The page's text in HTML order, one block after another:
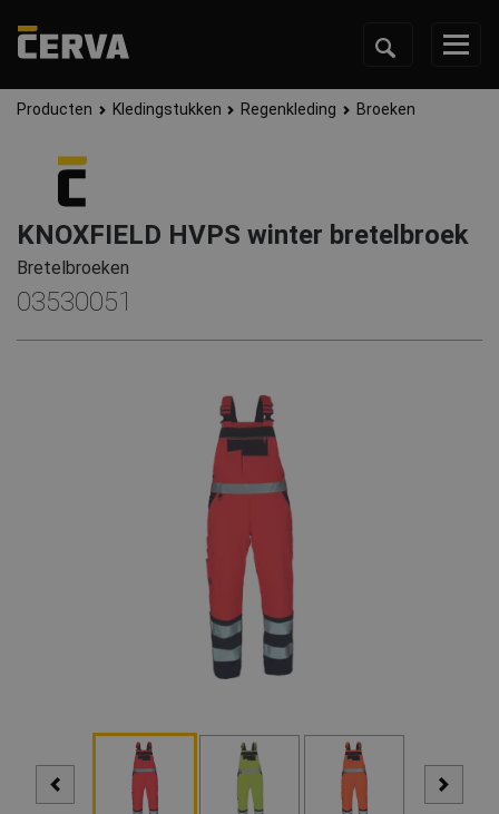
Producten Kledingstukken Regenkleding Broeken
KNOXFIELD HVPS winter bretelbroek
Bretelbroeken
03530051